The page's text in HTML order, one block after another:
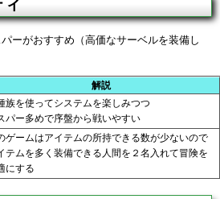
ーがおすすめ（高価なサーベルを装備し
解説
族を使ってシステムを楽しみつつ
パー多めで序盤から戦いやすい
ゲームはアイテムの所持できる数が少ないので
テムを多く装備できる人間を２名入れて冒険を
にする